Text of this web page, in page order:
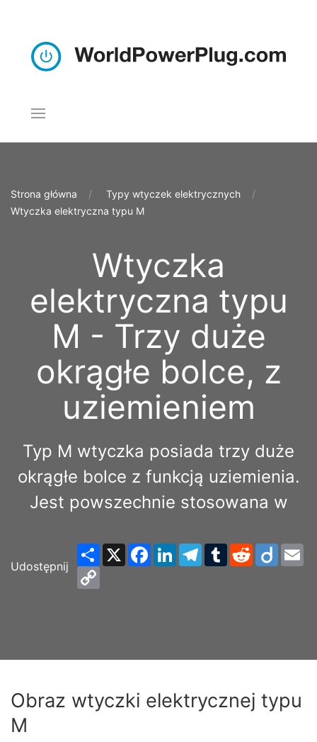
Strona główna
Typy wtyczek elektrycznych
Wtyczka elektryczna typu M
Wtyczka
elektryczna typu
M - Trzy duże
okrągłe bolce, z
uziemieniem
Typ M wtyczka posiada trzy duże
okrągłe bolce z funkcją uziemienia.
Jest powszechnie stosowana w
Udostępnij
ShareX Facebook
LinkedInTelegram
TumblrRedditDiigo
Obraz wtyczki elektrycznej typu
M